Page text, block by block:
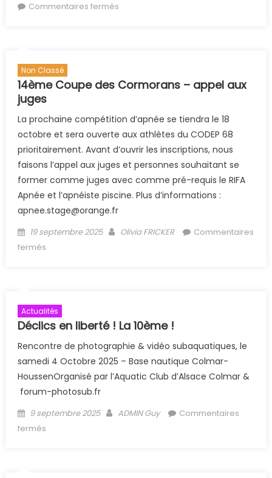
Commentaires fermés
Non Classé
14ème Coupe des Cormorans – appel aux
juges
La prochaine compétition d’apnée se tiendra le 18
octobre et sera ouverte aux athlètes du CODEP 68
prioritairement. Avant d’ouvrir les inscriptions, nous
faisons l’appel aux juges et personnes souhaitant se
former comme juges avec comme pré-requis le RIFA
Apnée et l’apnéiste piscine. Plus d’informations :
apnee.stage@orange.fr
Posted on
19 septembre 2025 Author
Olivia FRICKER
Commentaires
fermés
Actualités
Déclics en liberté ! La 10ème !
Rencontre de photographie & vidéo subaquatiques, le
samedi 4 Octobre 2025 – Base nautique Colmar-
HoussenOrganisé par l’Aquatic Club d’Alsace Colmar &
forum-photosub.fr
Posted on
9 septembre 2025 Author
ADMIN Guy
Commentaires
fermés